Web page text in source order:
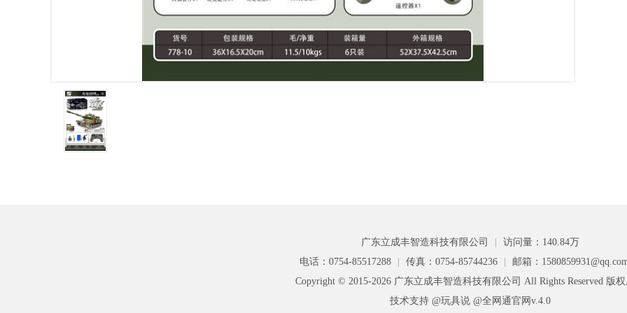
广东立成丰智造科技有限公司
访问量：140.84万
电话：0754-85517288
传真：0754-85744236 邮箱：
Copyright © 2015-2026 广东立成丰智造科技有限公司 All Rights Reserved 版
技术支持 @玩具说 @全网通官网v.4.0